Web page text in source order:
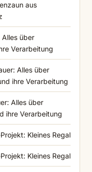
aus
über
Verarbeitung
Alles über
ihre Verarbeitung
Alles über
ihre Verarbeitung
Kleines Regal
Kleines Regal